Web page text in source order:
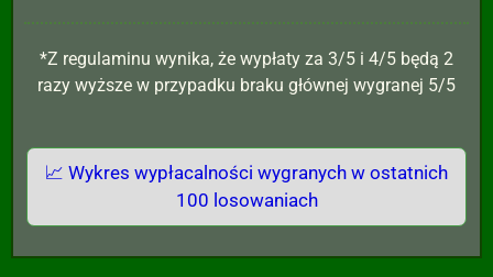
*Z regulaminu wynika, że wypłaty za 3/5 i 4/5 będą 2
razy wyższe w przypadku braku głównej wygranej 5/5
📈 Wykres wypłacalności wygranych w ostatnich
100 losowaniach